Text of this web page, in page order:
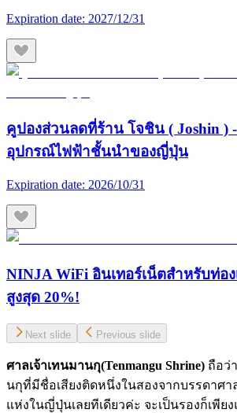
Expiration date: 2027/12/31
คูปองส่วนลดที่ร้าน โจชิน ( Joshin )
อุปกรณ์ไฟฟ้าชั้นนำของญี่ปุ่น
Expiration date: 2026/10/31
NINJA WiFi อินเทอร์เน็ตสำหรับท่อ
สูงสุด 20%!
Next slide Previous slide
ศาลเจ้าเทนมานกุ(Tenmangu Shrine) ถือว่
นกุที่มีชื่อเสียงติดหนึ่งในสองจากบรรดาศา
แห่งในญี่ปุ่นเลยทีเดียวค่ะ จะเป็นรองก็เพีย